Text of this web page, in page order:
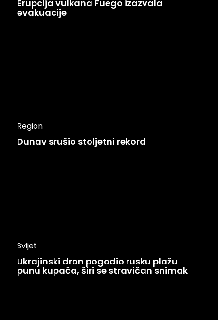
Erupcija vulkana Fuego izazvala
evakuacije
Region
Dunav srušio stoljetni rekord
Svijet
Ukrajinski dron pogodio rusku plažu
punu kupača, širi se stravičan snimak